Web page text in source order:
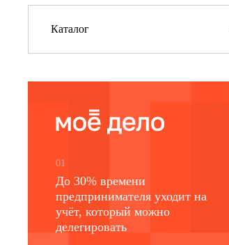
Каталог
01
До 30% времени
предпринимателя уходит на
учёт, который можно
делегировать